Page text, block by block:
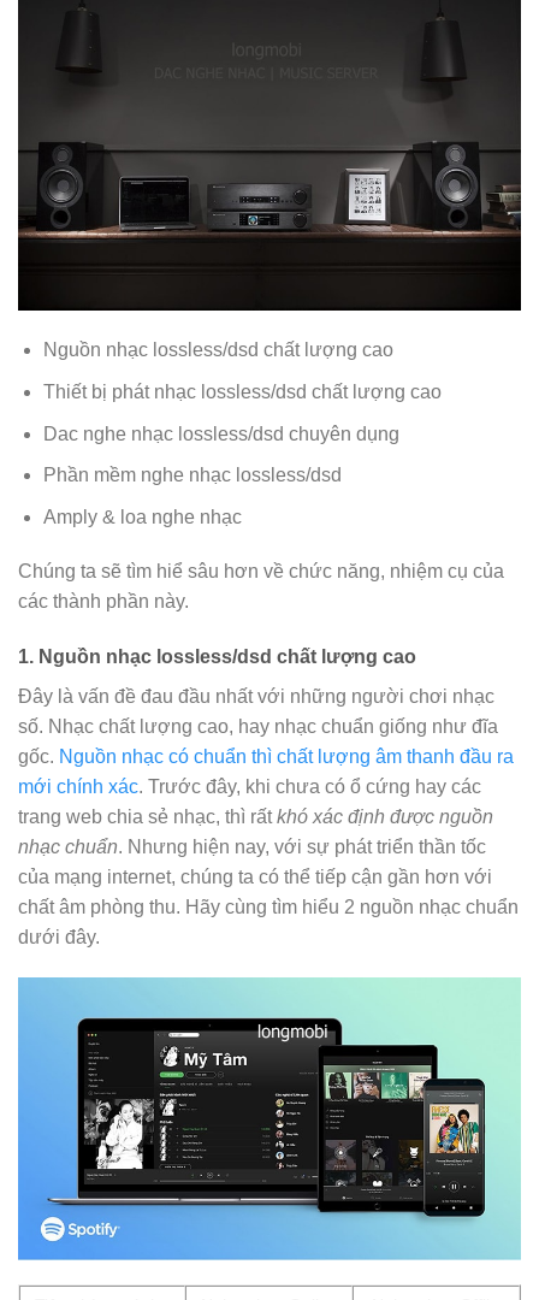
Nguồn nhạc lossless/dsd chất lượng cao
Thiết bị phát nhạc lossless/dsd chất lượng cao
Dac nghe nhạc lossless/dsd chuyên dụng
Phần mềm nghe nhạc lossless/dsd
Amply & loa nghe nhạc
Chúng ta sẽ tìm hiể sâu hơn về chức năng, nhiệm cụ của
các thành phần này.
1. Nguồn nhạc lossless/dsd chất lượng cao
Đây là vấn đề đau đầu nhất với những người chơi nhạc
số. Nhạc chất lượng cao, hay nhạc chuẩn giống như đĩa
gốc. Nguồn nhạc có chuẩn thì chất lượng âm thanh đầu ra
mới chính xác. Trước đây, khi chưa có ổ cứng hay các
trang web chia sẻ nhạc, thì rấtkhó xác định được nguồn
nhạc chuẩn. Nhưng hiện nay, với sự phát triển thần tốc
của mạng internet, chúng ta có thể tiếp cận gần hơn với
chất âm phòng thu. Hãy cùng tìm hiểu 2 nguồn nhạc chuẩn
dưới đây.